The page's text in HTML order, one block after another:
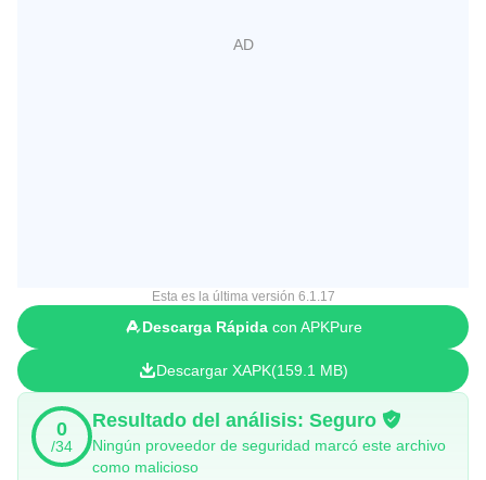
Esta es la última versión 6.1.17
Descarga Rápidacon APKPure
Descargar XAPK 159.1 MB
0
/34
Resultado del análisis: Seguro
Ningún proveedor de seguridad marcó este archivo
como malicioso